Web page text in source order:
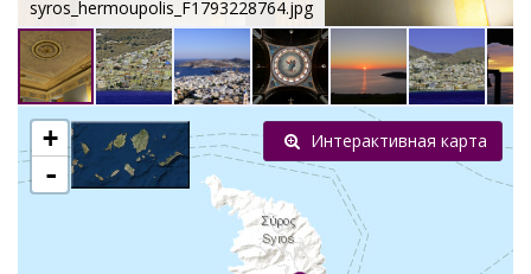
syros_hermoupolis_F1793228764.jpg
+
-
Интерактивная карта